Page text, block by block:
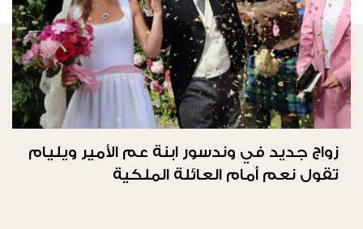
زواج جديد في وندسور ابنة عم الأمير ويليام
تقول نعم أمام العائلة الملكية